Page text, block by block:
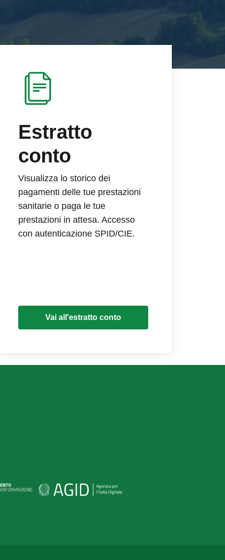
Estratto
conto
Visualizza lo storico dei
pagamenti delle tue prestazioni
sanitarie o paga le tue
prestazioni in attesa. Accesso
con autenticazione SPID/CIE.
Vai all'estratto conto